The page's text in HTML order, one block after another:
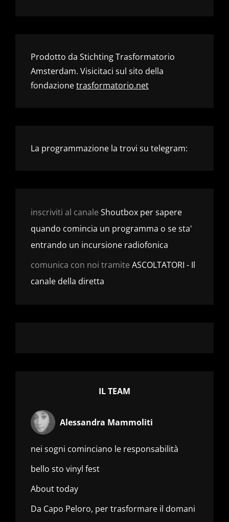
Prodotto da Stichting Trasformatorio
Amsterdam. Visicitaci sul sito della
fondazionetrasformatorio.net
La programmazione la trovi su telegram:
inscriviti al canale Shoutbox per sapere
quando comincia un programma o se sta'
entrando un incursione radiofonica
comunica con noi tramite ASCOLTATORI - Il
canale della diretta
IL TEAM
Alessandra Mammoliti
nei sogni cominciano le responsabilità
bello sto vinyl fest
About today
Da Capo Peloro, per trasformare il domani